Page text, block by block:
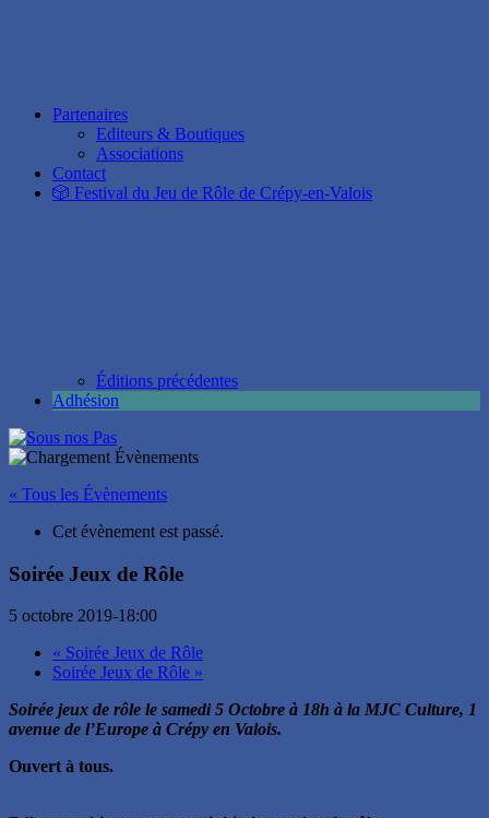
Partenaires
Editeurs & Boutiques
Associations
Contact
🎲 Festival du Jeu de Rôle de Crépy-en-Valois
Éditions précédentes
Adhésion
« Tous les Évènements
Cet évènement est passé.
Soirée Jeux de Rôle
5 octobre 2019-18:00
« Soirée Jeux de Rôle
Soirée Jeux de Rôle »
Soirée jeux de rôle le samedi 5 Octobre à 18h à la MJC Culture, 1
avenue de l’Europe à Crépy en Valois.
Ouvert à tous.